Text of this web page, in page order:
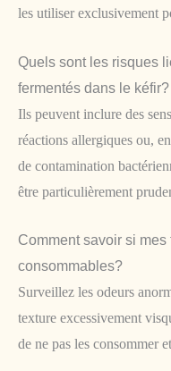
les utiliser exclusivement
Quels sont les risques
fermentés dans le kéfir?
Ils peuvent inclure des
réactions allergiques ou,
de contamination
être particulièrement
Comment savoir si
consommables?
Surveillez les odeurs
texture excessivement
de ne pas les consommer